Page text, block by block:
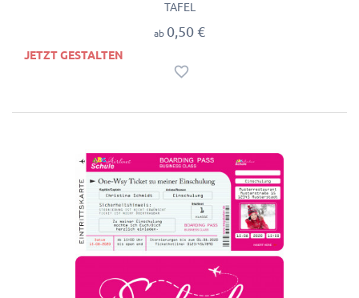
TAFEL
ab 0,50 €
JETZT GESTALTEN